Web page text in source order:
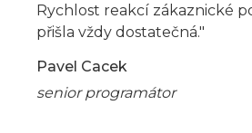
Rychlost reakcí zákaznické
přišla vždy dostatečná."
Pavel Cacek
senior programátor